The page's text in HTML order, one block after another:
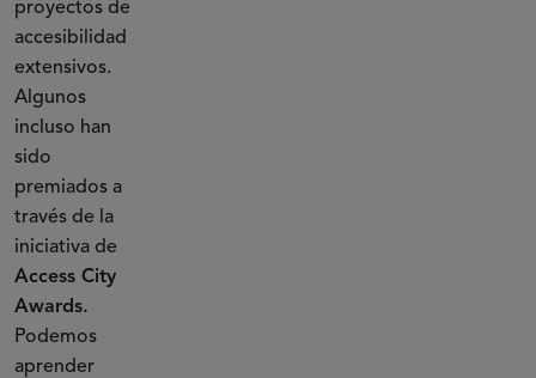
proyectos de
accesibilidad
extensivos.
Algunos
incluso han
sido
premiados a
través de la
iniciativa de
Access City
Awards.
Podemos
aprender